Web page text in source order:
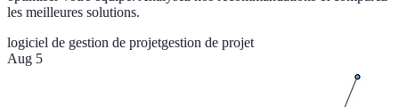
les meilleures solutions.
logiciel de gestion de projetgestion de projet
Aug 5